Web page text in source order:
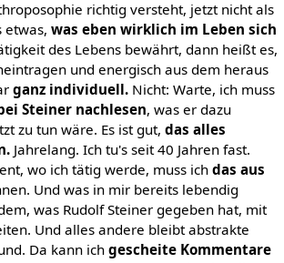
richtig versteht, jetzt nicht als
etwas, was eben wirklich im Leben sich
des Lebens bewährt, dann heißt es,
und energisch aus dem heraus
ganz individuell.Nicht: Warte, ich muss
Steiner nachlesen, was er dazu
zu tun wäre. Es ist gut, das alles
Jahrelang. Ich tu's seit 40 Jahren fast.
wo ich tätig werde, muss ich das aus
Und was in mir bereits lebendig
was Rudolf Steiner gegeben hat, mit
Und alles andere bleibt abstrakte
Da kann ich gescheite Kommentare